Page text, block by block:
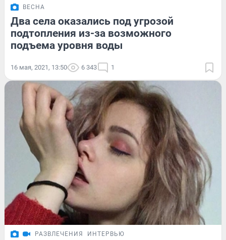
ВЕСНА
Два села оказались под угрозой
подтопления из-за возможного
подъема уровня воды
16 мая, 2021, 13:50 6 343 1
РАЗВЛЕЧЕНИЯ ИНТЕРВЬЮ